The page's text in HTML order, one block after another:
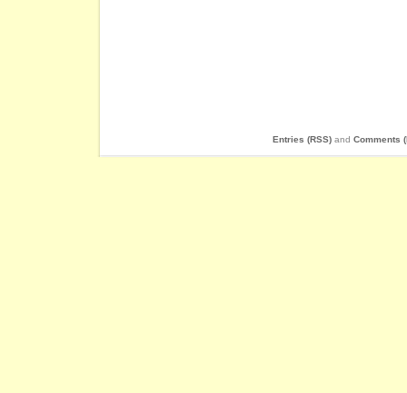
Entries (RSS) and Comments